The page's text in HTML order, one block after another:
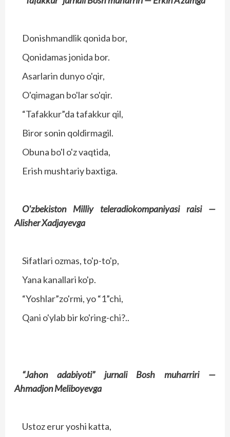
Donishmandlik qonida bor,
Qonidamas jonida bor.
Asarlarin dunyo o'qir,
O'qimagan bo'lar so'qir.
“Tafakkur”da tafakkur qil,
Biror sonin qoldirmagil.
Obuna bo'l o'z vaqtida,
Erish mushtariy baxtiga.
O'zbekiston Milliy teleradiokompaniyasi raisi —
Alisher Xadjayevga
Sifatlari ozmas, to'p-to'p,
Yana kanallari ko'p.
“Yoshlar”zo'rmi, yo “1”chi,
Qani o'ylab bir ko'ring-chi?..
“Jahon adabiyoti” jurnali Bosh muharriri —
Ahmadjon Meliboyevga
Ustoz erur yoshi katta,